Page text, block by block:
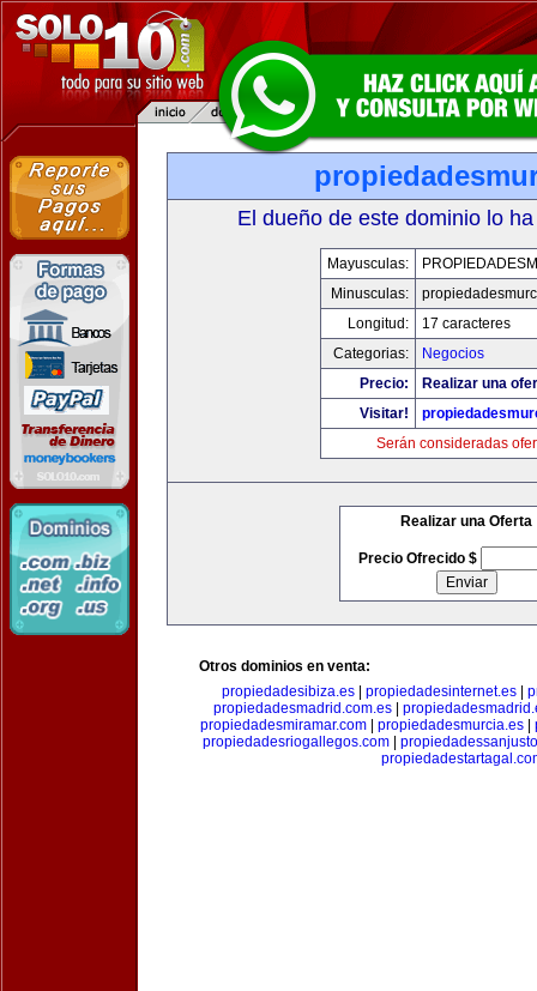
El dueño de este dominio lo
Mayusculas:
Minusculas:
Longitud:
17 caracteres
Categorias:
Negocios
Precio:
Realizar una
Visitar!
Serán consideradas
Realizar una Oferta
Precio Ofrecido $
Otros dominios en venta:
propiedadesibiza.es
propiedadesinternet.es
propiedadesmadrid.com.es
propiedadesmiramar.com
propiedadesmurcia.es
propiedadesriogallegos.com|